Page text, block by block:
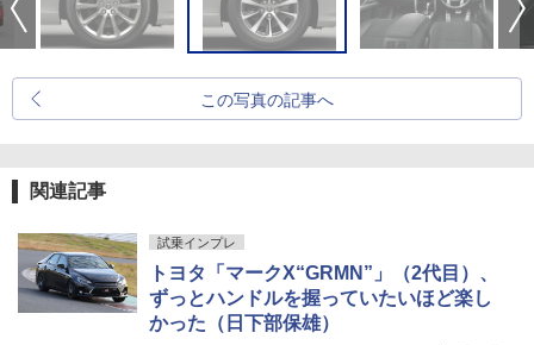
この写真の記事へ
関連記事
試乗インプレ
トヨタ「マークX“GRMN”」（2代目）、
ずっとハンドルを握っていたいほど楽し
かった（日下部保雄）